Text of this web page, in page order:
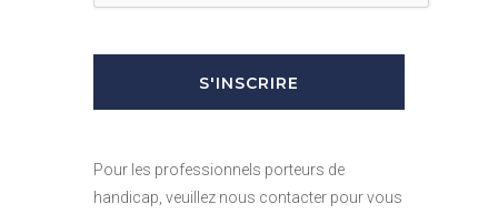
Pour les professionnels porteurs de
handicap, veuillez nous contacter pour vous